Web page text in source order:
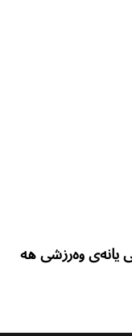
یانەی وەرزشی هە